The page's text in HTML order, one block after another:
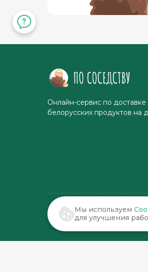
Онлайн-сервис по доставке
белорусских продуктов на
© 2022-2026 . По соседству
Мы используем
для улучшения